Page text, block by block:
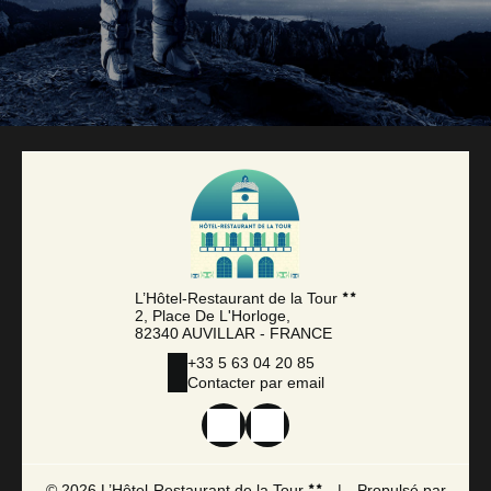
L’Hôtel-Restaurant de la Tour
2, Place De L'Horloge,
82340 AUVILLAR - FRANCE
+33 5 63 04 20 85
Contacter par email